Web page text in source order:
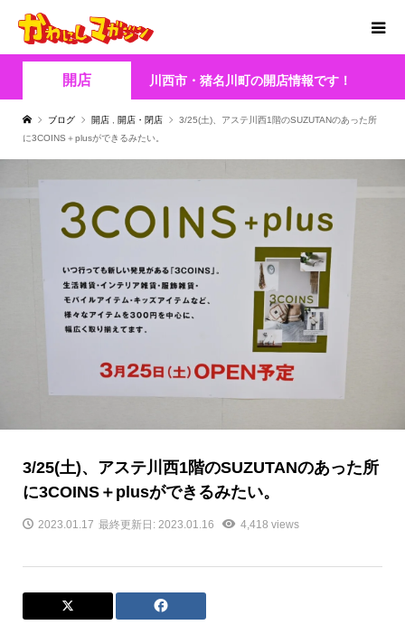
開店 川西市・猪名川町の開店情報です！
ブログ 開店 開店・閉店
3/25(土)、アステ川西1階のSUZUTANのあった所
に3COINS＋plusができるみたい。
3/25(土)、アステ川西1階のSUZUTANのあった所
に3COINS＋plusができるみたい。
2023.01.17 最終更新日: 2023.01.16 4,418 views